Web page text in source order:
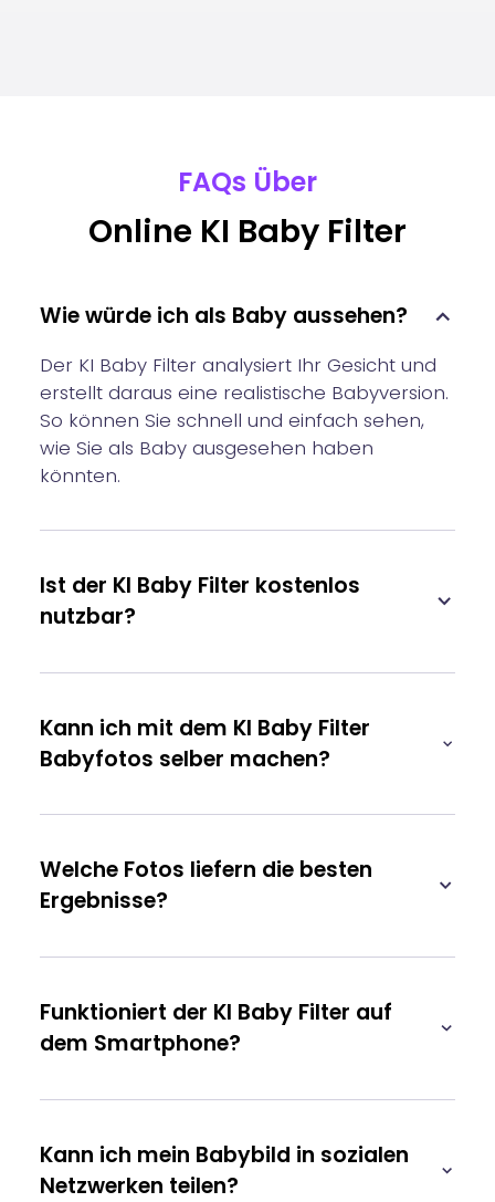
FAQs Über
Online KI Baby Filter
Wie würde ich als Baby aussehen?
Der KI Baby Filter analysiert Ihr Gesicht und
erstellt daraus eine realistische Babyversion.
So können Sie schnell und einfach sehen,
wie Sie als Baby ausgesehen haben
könnten.
Ist der KI Baby Filter kostenlos
nutzbar?
Kann ich mit dem KI Baby Filter
Babyfotos selber machen?
Welche Fotos liefern die besten
Ergebnisse?
Funktioniert der KI Baby Filter auf
dem Smartphone?
Kann ich mein Babybild in sozialen
Netzwerken teilen?